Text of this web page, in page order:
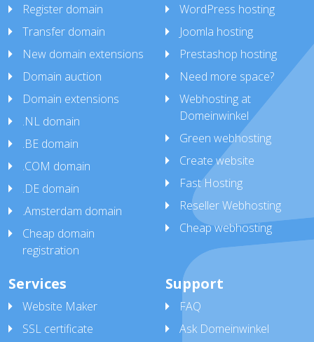
Register domain
Transfer domain
New domain extensions
Domain auction
Domain extensions
.NL domain
.BE domain
.COM domain
.DE domain
.Amsterdam domain
Cheap domain
registration
WordPress hosting
Joomla hosting
Prestashop hosting
Need more space?
Webhosting at
Domeinwinkel
Green webhosting
Create website
Fast Hosting
Reseller Webhosting
Cheap webhosting
Services
Website Maker
SSL certificate
Support
FAQ
Ask Domeinwinkel